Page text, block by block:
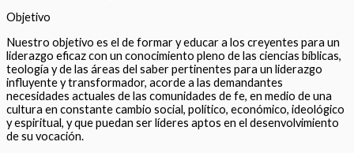
Objetivo
Nuestro objetivo es el de formar y educar a los creyentes para un
liderazgo eficaz con un conocimiento pleno de las ciencias bíblicas,
teología y de las áreas del saber pertinentes para un liderazgo
influyente y transformador, acorde a las demandantes
necesidades actuales de las comunidades de fe, en medio de una
cultura en constante cambio social, político, económico, ideológico
y espiritual, y que puedan ser líderes aptos en el desenvolvimiento
de su vocación.